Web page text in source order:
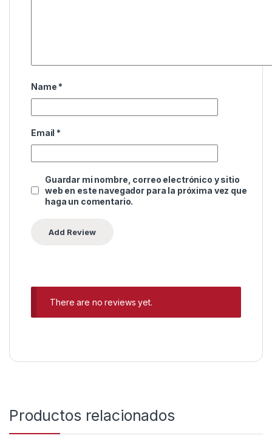
Name *
Email *
Guardar mi nombre, correo electrónico y sitio
web en este navegador para la próxima vez que
haga un comentario.
There are no reviews yet.
Productos relacionados